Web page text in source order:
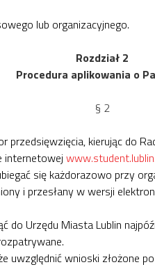
lub organizacyjnego.
Rozdział 2
Procedura aplikowania o
§ 2
kierując do
internetowej
się każdorazowo przy
i przesłany w wersji
Urzędu Miasta Lublin
uwzględnić wnioski złożone